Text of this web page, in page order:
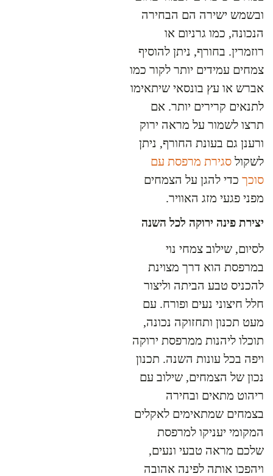
ובשמש ישירה הם הבחירה
הנכונה, כמו גרניום או
רוזמרין. בחורף, ניתן להוסיף
צמחים עמידים יותר לקור כמו
אברש או עץ בונסאי שיתאימו
לתנאים קרירים יותר. אם
תרצו לשמור על מראה ירוק
ורענן גם בעונת החורף, ניתן
לשקול סגירת מרפסת עם
סוכך כדי להגן על הצמחים
מפני פגעי מזג האוויר.
יצירת פינה ירוקה לכל השנה
לסיום, שילוב צמחי נוי
במרפסת הוא דרך מצוינת
להכניס טבע הביתה וליצור
חלל חיצוני נעים ופורח. עם
מעט תכנון ותחזוקה נכונה,
תוכלו ליהנות ממרפסת ירוקה
ויפה בכל עונות השנה. תכנון
נכון של הצמחים, שילוב עם
ריהוט מתאים ובחירה
בצמחים שמתאימים לאקלים
המקומי יעניקו למרפסת
שלכם מראה טבעי ונעים,
ויהפכו אותה לפינה אהובה